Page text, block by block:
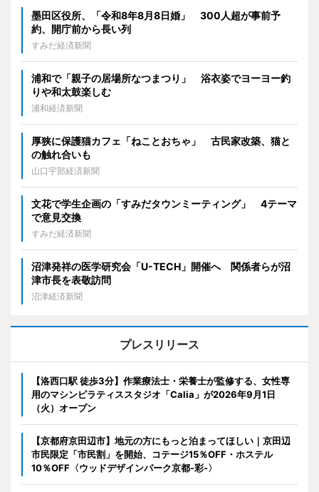
墨田区役所、「令和8年8月8日婚」 300人超が事前予
約、開庁前から長い列
すみだ経済新聞
浦和で「親子の居場所なつまつり」 浴衣姿でヨーヨー釣
りや和太鼓楽しむ
浦和経済新聞
厚狭に保護猫カフェ「ねことおちゃ」 古民家改築、猫と
の触れ合いも
山口宇部経済新聞
文花で学生企画の「すみだタウンミーティング」 4テーマ
で意見交換
すみだ経済新聞
沼津発祥の医学研究会「U-TECH」開催へ 関係者らが沼
津市長を表敬訪問
沼津経済新聞
プレスリリース
【洛西口駅 徒歩3分】作業療法士・栄養士が監修する、女性専
用のマシンピラティススタジオ「Calia」が2026年9月1日
（火）オープン
【京都府京田辺市】地元の方にもっと泊まってほしい｜京田辺
市民限定「市民割」を開始、コテージ15％OFF・ホステル
10％OFF〈ウッドデザインパーク京都-彩-〉